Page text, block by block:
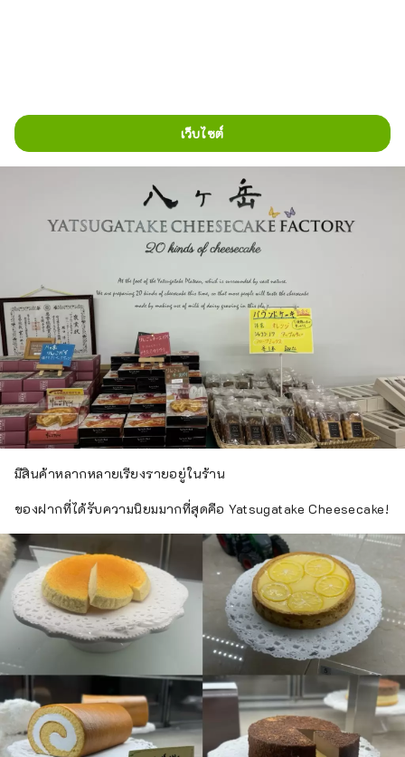
เว็บไซต์
มีสินค้าหลากหลายเรียงรายอยู่ในร้าน
ของฝากที่ได้รับความนิยมมากที่สุดคือ Yatsugatake Cheesecake!